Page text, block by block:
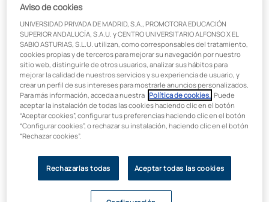
Teoría de números: Exploración profunda de los números enteros
La rama matemática más difícil según los expertos
ámbitos de estudio y aplicaciones prácticas.
Entre las principalesramas de estudiode las matemáticas,
destacan las siguientes:
Álgebra: resolución de problemas
y exploración estructural
Elálgebra, a menudo considerada como la "aritmética
generalizada", no se limita simplemente a resolver ecuaciones
y manipular expresiones matemáticas. Además de ser una
el álgebra nos permite explorar y entender las estructuras
subyacentes en diversas áreas.
Aviso de cookies
UNIVERSIDAD PRIVADA DE MADRID, S.A., PROMOTORA EDUCACIÓN
SUPERIOR ANDALUCÍA, S.A.U. y CENTRO UNIVERSITARIO ALFONSO X EL
SABIO ASTURIAS, S.L.U. utilizan, como corresponsables del tratamiento,
cookies propias y de terceros para mejorar su navegación por nuestro
sitio web, distinguirle de otros usuarios, analizar sus hábitos para
mejorar la calidad de nuestros servicios y su experiencia de usuario, y
crear un perfil de sus intereses para mostrarle anuncios personalizados.
Para más información, acceda a nuestra Política de cookies. . Puede
aceptar la instalación de todas las cookies haciendo clic en el botón
“Aceptar cookies”, configurar tus preferencias haciendo clic en el botón
“Configurar cookies”, o rechazar su instalación, haciendo clic en el botón
“Rechazar cookies”.
Rechazarlas todas Aceptar todas las cookies